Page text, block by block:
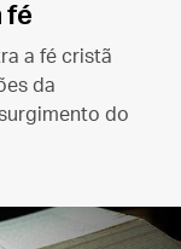
fé
a fé cristã
da
do